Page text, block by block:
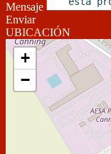
Mensaje
Enviar
UBICACIÓN
+
−